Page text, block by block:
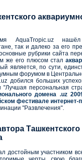
AquaTropic.uz
так и далеко за его
рубрики сайта
же его плюсом стал
является, по сути,
форумом в
добился больших
персональная
домена .uz
фестивале интернет-
"Развлечения".
Ташкентского
достойным участником